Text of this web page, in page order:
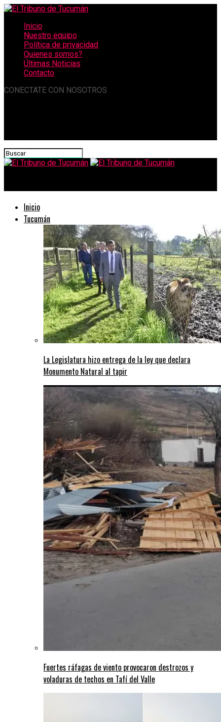
Inicio
Nuestro equipo
Política de privacidad
Quienes somos?
Últimas Noticias
Contacto
CONECTATE CON NOSOTROS
Inicio
Tucumán
La Legislatura hizo entrega de la ley que declara
Monumento Natural al tapir
Fuertes ráfagas de viento provocaron destrozos y
voladuras de techos en Tafí del Valle